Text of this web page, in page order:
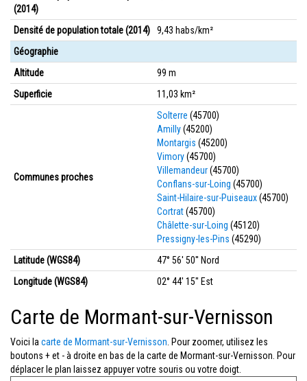
(2014)
Densité de population totale (2014)
9,43 habs/km²
Géographie
Altitude
99 m
Superficie
11,03 km²
Communes proches
Solterre (45700)
Amilly(45200)
Montargis (45200)
Vimory(45700)
Villemandeur(45700)
Conflans-sur-Loing (45700)
Saint-Hilaire-sur-Puiseaux(45700)
Cortrat(45700)
Châlette-sur-Loing (45120)
Pressigny-les-Pins (45290)
Latitude (WGS84)
47° 56' 50'' Nord
Longitude (WGS84)
02° 44' 15'' Est
Carte de Mormant-sur-Vernisson
Voici la carte de Mormant-sur-Vernisson . Pour zoomer, utilisez les
boutons + et - à droite en bas de la carte de Mormant-sur-Vernisson. Pour
déplacer le plan laissez appuyer votre souris ou votre doigt.